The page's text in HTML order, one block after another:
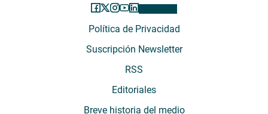
Política de Privacidad
Suscripción Newsletter
RSS
Editoriales
Breve historia del medio